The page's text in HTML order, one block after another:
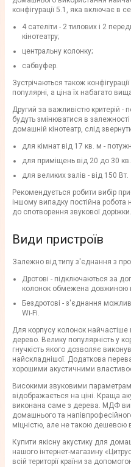
конфігурації 5.1, яка включає в
4 сателіти - 2 тилових і 2
кінотеатру;
центральну колонку;
сабвуфер.
Зустрічаються також
популярні, а ціна їх набагато
Другий за важливістю критерій -
будуть змінюватися в
домашній кінотеатр, слід
для кімнат від 17 кв. м -
для приміщень від 20 до 30
для великих залів - від 150 Вт.
Рекомендується робити вибір
іншому випадку постійна
до спотворення звукової доріжки.
Види пристроїв
Залежно від типу з'єднання з
Дротові - підключаються за
колонок обмежена довжиною
Бездротові - з'єднання
Wi-Fi.
Для корпусу колонок
дерево. Велику популярність у
гнучкість якого дозволяє
найскладнішої. Додаткова
хорошими акустичними
Високими звуковими
відображається на ціні. Краща
виконана саме з дерева. МДФ
домашнього та
міцністю, але не такою дешевою
Купити якісну акустику для
нашого інтернет-магазину
всій території країни за